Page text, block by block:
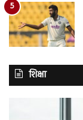
शिक्षा